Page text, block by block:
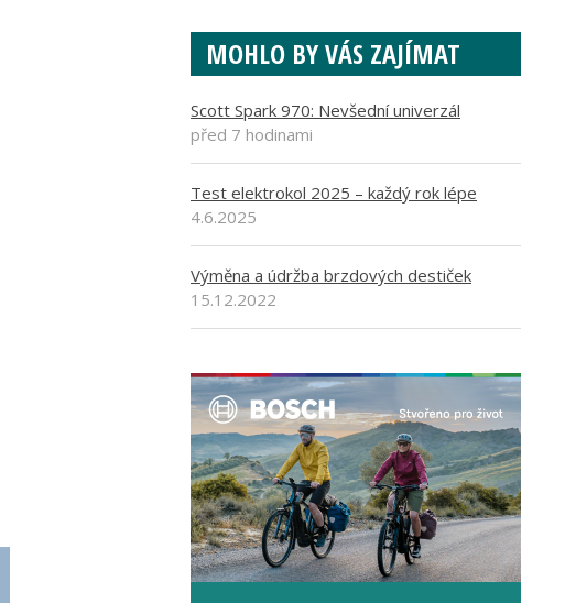
MOHLO BY VÁS ZAJÍMAT
Scott Spark 970: Nevšední univerzál
před 7 hodinami
Test elektrokol 2025 – každý rok lépe
4.6.2025
Výměna a údržba brzdových destiček
15.12.2022